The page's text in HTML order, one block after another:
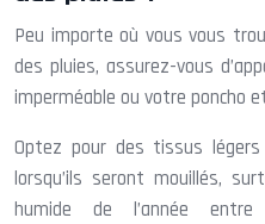
Peu importe où vous vous
des pluies, assurez-vous
imperméable ou votre poncho
Optez pour des tissus
lorsqu’ils seront mouillés,
humide de l’année